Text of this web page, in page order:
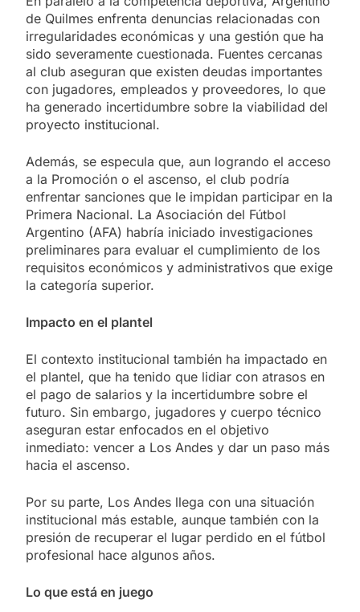
de Quilmes enfrenta denuncias relacionadas con
irregularidades económicas y una gestión que ha
sido severamente cuestionada. Fuentes cercanas
al club aseguran que existen deudas importantes
con jugadores, empleados y proveedores, lo que
ha generado incertidumbre sobre la viabilidad del
proyecto institucional.
Además, se especula que, aun logrando el acceso
a la Promoción o el ascenso, el club podría
enfrentar sanciones que le impidan participar en la
Primera Nacional. La Asociación del Fútbol
Argentino (AFA) habría iniciado investigaciones
preliminares para evaluar el cumplimiento de los
requisitos económicos y administrativos que exige
la categoría superior.
Impacto en el plantel
El contexto institucional también ha impactado en
el plantel, que ha tenido que lidiar con atrasos en
el pago de salarios y la incertidumbre sobre el
futuro. Sin embargo, jugadores y cuerpo técnico
aseguran estar enfocados en el objetivo
inmediato: vencer a Los Andes y dar un paso más
hacia el ascenso.
Por su parte, Los Andes llega con una situación
institucional más estable, aunque también con la
presión de recuperar el lugar perdido en el fútbol
profesional hace algunos años.
Lo que está en juego